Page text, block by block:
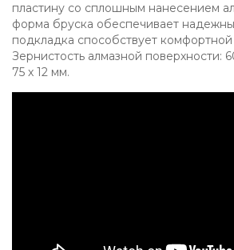
пластину со сплошным нанесением
форма бруска обеспечивает
подкладка способствует
Зернистость алмазной поверхности:
75 x 12 мм.